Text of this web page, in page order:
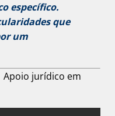
específico.
que
um
Apoio jurídico em